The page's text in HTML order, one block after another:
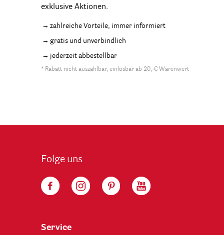
exklusive Aktionen.
zahlreiche Vorteile, immer informiert
gratis und unverbindlich
jederzeit abbestellbar
* Rabatt nicht auszahlbar, einlösbar ab 20,-€ Warenwert
Folge uns
Service